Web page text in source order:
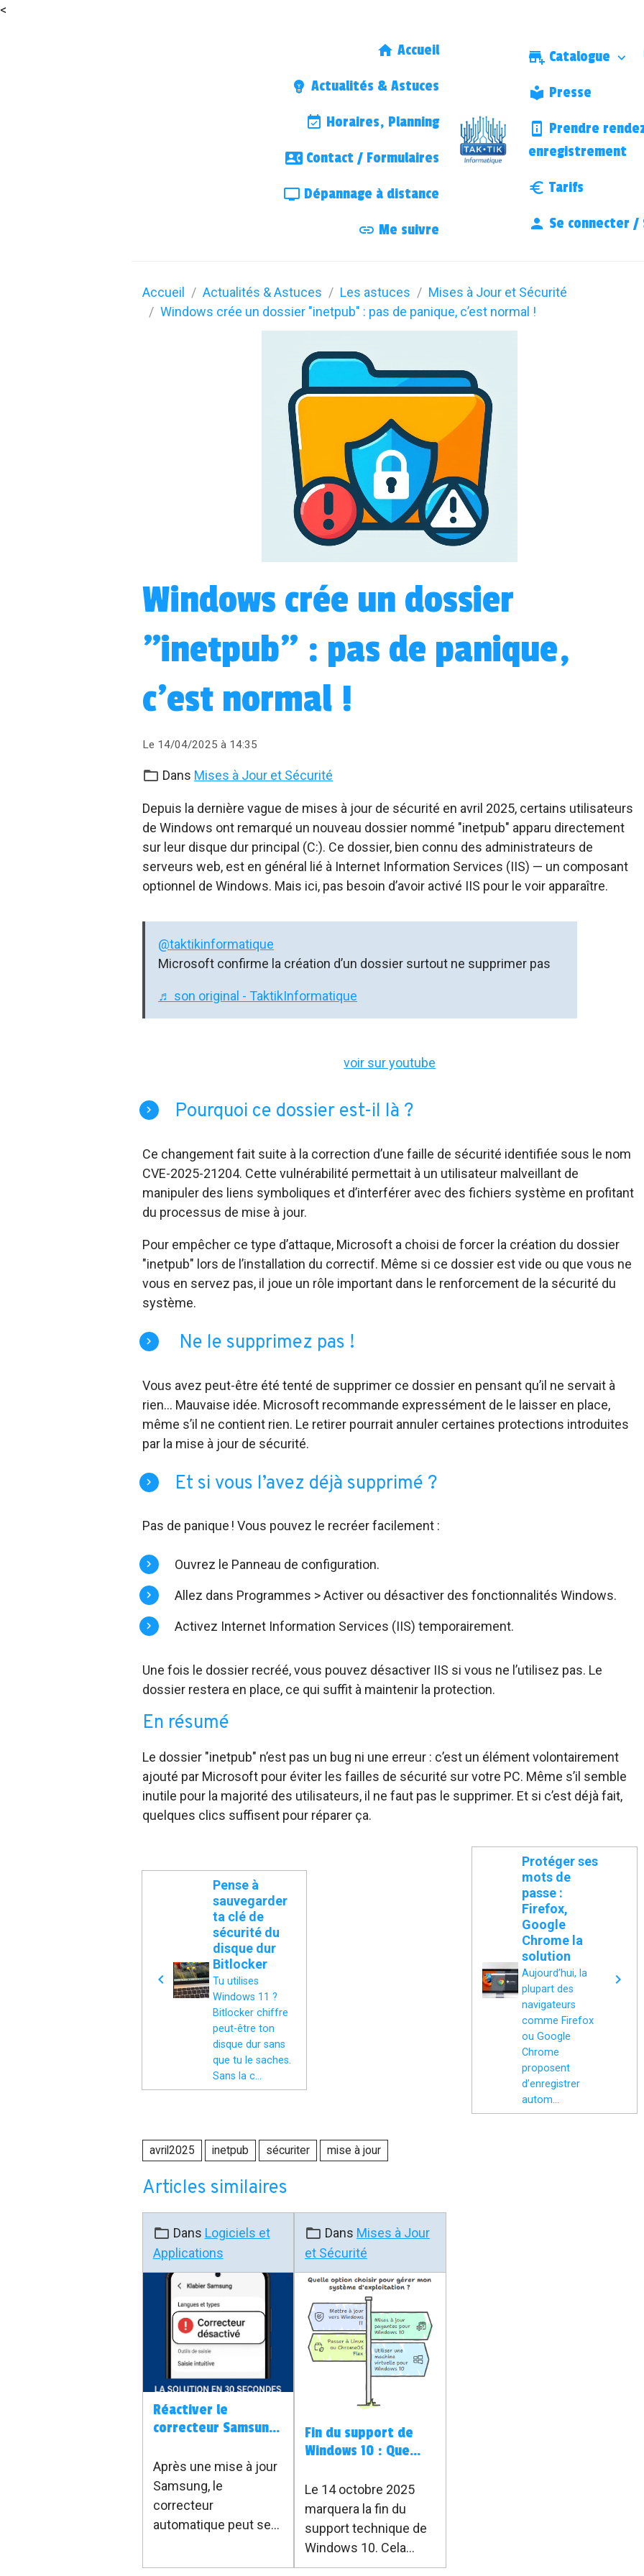
<
Accueil
Actualités & Astuces
Horaires, Planning
Contact / Formulaires
Dépannage à distance
Me suivre
Catalogue
Presse
Prendre
enregistrement
Tarifs
Se connecter /
Accueil Actualités & Astuces Les astuces
Mises à Jour et Sécurité
Windows crée un dossier "inetpub" : pas de panique, c’est normal !
Windows crée un dossier
"inetpub" : pas de panique,
c’est normal !
Le 14/04/2025 à 14:35
Dans Mises à Jour et Sécurité
Depuis la dernière vague de mises à jour de sécurité en avril 2025, certains utilisateurs
de Windows ont remarqué un nouveau dossier nommé "inetpub" apparu directement
sur leur disque dur principal (C:). Ce dossier, bien connu des administrateurs de
serveurs web, est en général lié à Internet Information Services (IIS) — un composant
optionnel de Windows. Mais ici, pas besoin d’avoir activé IIS pour le voir apparaître.
@taktikinformatique
Microsoft confirme la création d’un dossier surtout ne supprimer pas
♬ son original - TaktikInformatique
voir sur youtube
Pourquoi ce dossier est-il là ?
Ce changement fait suite à la correction d’une faille de sécurité identifiée sous le nom
CVE-2025-21204. Cette vulnérabilité permettait à un utilisateur malveillant de
manipuler des liens symboliques et d’interférer avec des fichiers système en profitant
du processus de mise à jour.
Pour empêcher ce type d’attaque, Microsoft a choisi de forcer la création du dossier
"inetpub" lors de l’installation du correctif. Même si ce dossier est vide ou que vous ne
vous en servez pas, il joue un rôle important dans le renforcement de la sécurité du
système.
Ne le supprimez pas !
Vous avez peut-être été tenté de supprimer ce dossier en pensant qu’il ne servait à
rien… Mauvaise idée. Microsoft recommande expressément de le laisser en place,
même s’il ne contient rien. Le retirer pourrait annuler certaines protections introduites
par la mise à jour de sécurité.
Et si vous l’avez déjà supprimé ?
Pas de panique ! Vous pouvez le recréer facilement :
Ouvrez le Panneau de configuration.
Allez dans Programmes > Activer ou désactiver des fonctionnalités Windows.
Activez Internet Information Services (IIS) temporairement.
Une fois le dossier recréé, vous pouvez désactiver IIS si vous ne l’utilisez pas. Le
dossier restera en place, ce qui suffit à maintenir la protection.
En résumé
Le dossier "inetpub" n’est pas un bug ni une erreur : c’est un élément volontairement
ajouté par Microsoft pour éviter les failles de sécurité sur votre PC. Même s’il semble
inutile pour la majorité des utilisateurs, il ne faut pas le supprimer. Et si c’est déjà fait,
quelques clics suffisent pour réparer ça.
Pense à
sauvegarder
ta clé de
sécurité du
disque dur
Bitlocker
Tu utilises
Windows 11 ?
Bitlocker chiffre
peut-être ton
disque dur sans
que tu le saches.
Sans la c...
Protéger ses
mots de
passe :
Firefox,
Google
Chrome la
solution
Aujourd’hui, la
plupart des
navigateurs
comme Firefox
ou Google
Chrome
proposent
d’enregistrer
autom...
avril2025 inetpub sécuriter mise à jour
Articles similaires
Dans Logiciels et
Applications
Réactiver le
correcteur Samsung
(Texte intuitif)
Après une mise à jour
Samsung, le
correcteur
automatique peut se
comment réactiver
Dans Mises à Jour
et Sécurité
Fin du support de
Windows 10 : Que
octobre 2025 ?
Le 14 octobre 2025
marquera la fin du
support technique de
Windows 10. Cela
signifie que Microsoft